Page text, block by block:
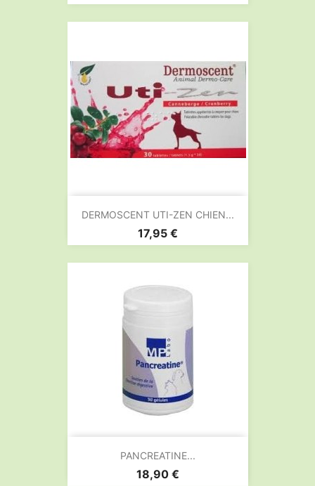
DERMOSCENT UTI-ZEN CHIEN...
Prix
17,95 €
PANCREATINE...
Prix
18,90 €